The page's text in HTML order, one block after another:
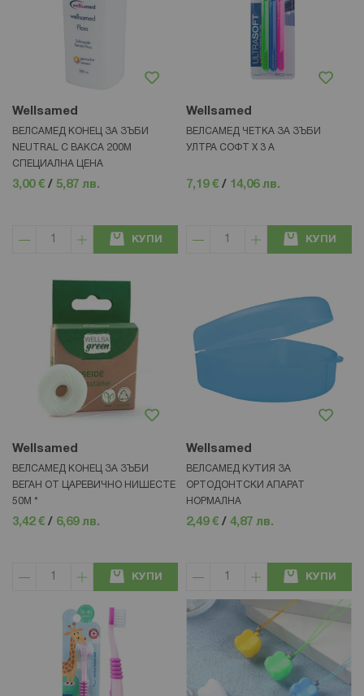
Wellsamed
ВЕЛСАМЕД КОНЕЦ ЗА ЗЪБИ
NEUTRAL С ВАКСА 200М
СПЕЦИАЛНА ЦЕНА
3,00 € / 5,87 лв.
КУПИ
Wellsamed
ВЕЛСАМЕД ЧЕТКА ЗА ЗЪБИ
УЛТРА СОФТ Х 3 А
7,19 € / 14,06 лв.
КУПИ
Wellsamed
ВЕЛСАМЕД КОНЕЦ ЗА ЗЪБИ
ВЕГАН ОТ ЦАРЕВИЧНО НИШЕСТЕ
50М *
3,42 € / 6,69 лв.
КУПИ
Wellsamed
ВЕЛСАМЕД КУТИЯ ЗА
ОРТОДОНТСКИ АПАРАТ
НОРМАЛНА
2,49 € / 4,87 лв.
КУПИ